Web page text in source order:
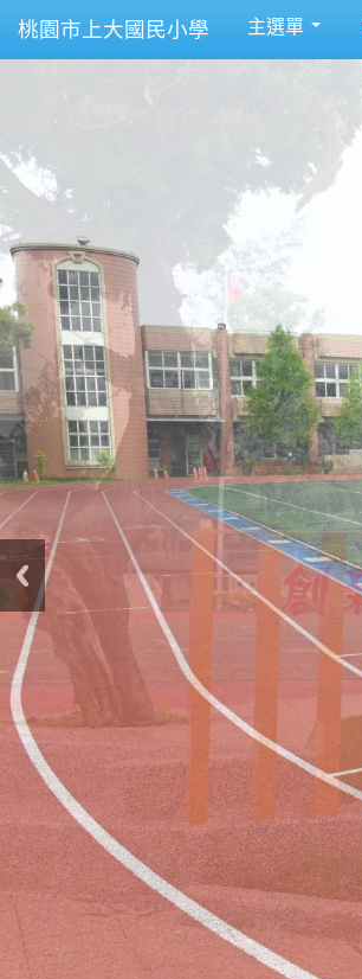
桃園市上大國民小學 主選單